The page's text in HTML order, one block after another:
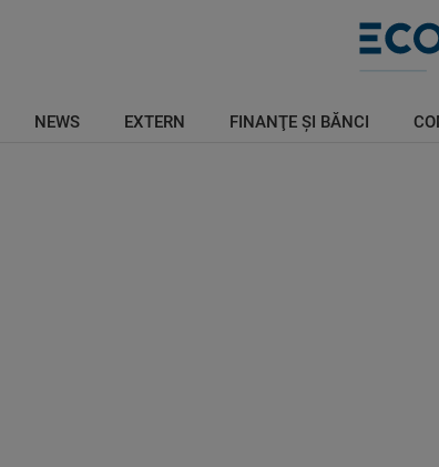
NEWS EXTERN FINANŢE ŞI BĂNCI